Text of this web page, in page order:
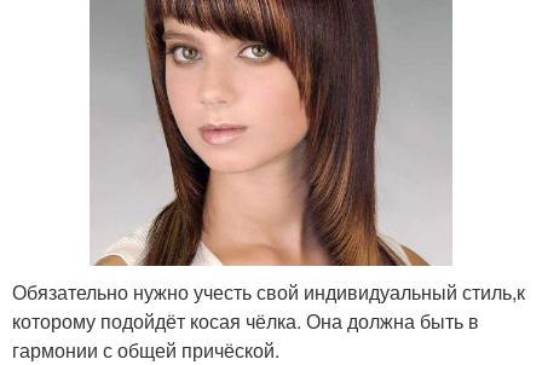
Обязательно нужно учесть свой индивидуальный стиль,к
которому подойдёт косая чёлка. Она должна быть в
гармонии с общей причёской.